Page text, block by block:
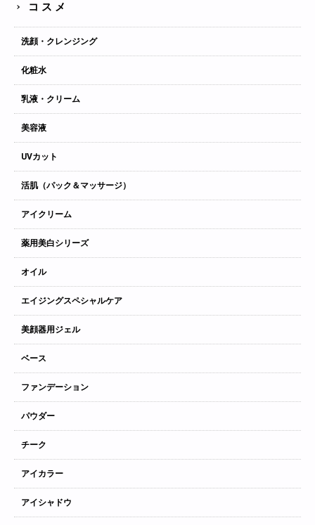
コスメ
洗顔・クレンジング
化粧水
乳液・クリーム
美容液
UVカット
活肌（パック＆マッサージ）
アイクリーム
薬用美白シリーズ
オイル
エイジングスペシャルケア
美顔器用ジェル
ベース
ファンデーション
パウダー
チーク
アイカラー
アイシャドウ